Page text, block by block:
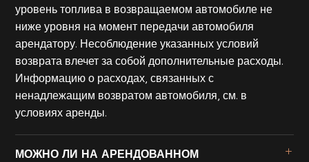
уровень топлива в возвращаемом автомобиле не
ниже уровня на момент передачи автомобиля
арендатору. Несоблюдение указанных условий
возврата влечет за собой дополнительные расходы.
Информацию о расходах, связанных с
ненадлежащим возвратом автомобиля, см. в
условиях аренды.
МОЖНО ЛИ НА АРЕНДОВАННОМ